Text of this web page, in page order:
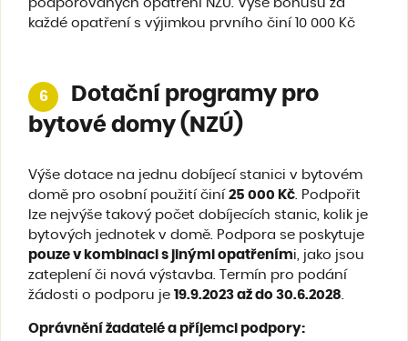
podporovaných opatření NZÚ. Výše bonusu za
každé opatření s výjimkou prvního činí 10 000 Kč
6
Dotační programy pro
bytové domy (NZÚ)
Výše dotace na jednu dobíjecí stanici v bytovém
domě pro osobní použití činí 25 000 Kč. Podpořit
lze nejvýše takový počet dobíjecích stanic, kolik je
bytových jednotek v domě. Podpora se poskytuje
pouze v kombinaci s jinými opatřeními, jako jsou
zateplení či nová výstavba. Termín pro podání
žádosti o podporu je 19.9.2023 až do 30.6.2028.
Oprávnění žadatelé a příjemci podpory: